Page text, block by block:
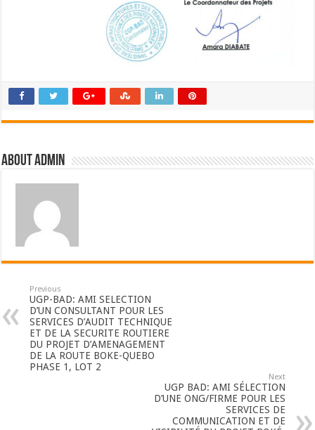
About admin
Previous
UGP-BAD: AMI SELECTION
D’UN CONSULTANT POUR LES
SERVICES D’AUDIT TECHNIQUE
ET DE LA SECURITE ROUTIERE
DU PROJET D’AMENAGEMENT
DE LA ROUTE BOKE-QUEBO
PHASE 1, LOT 2
Next
UGP BAD: AMI SÉLECTION
D’UNE ONG/FIRME POUR LES
SERVICES DE
COMMUNICATION ET DE